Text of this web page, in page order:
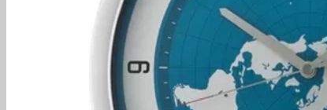
Doxa
Titoni
Movado